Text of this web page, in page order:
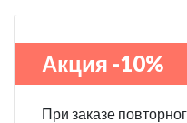
Акция -10%
При заказе